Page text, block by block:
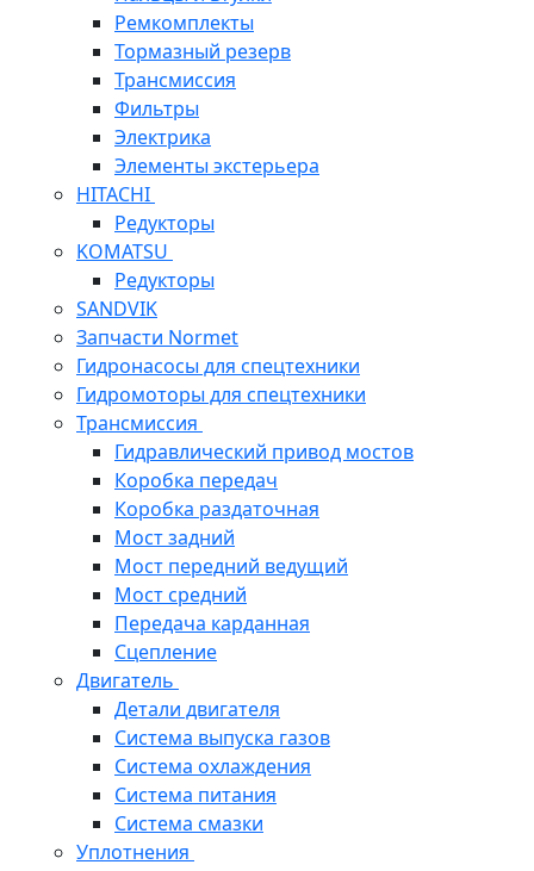
Ремкомплекты
Тормазный резерв
Трансмиссия
Фильтры
Электрика
Элементы экстерьера
HITACHI
Редукторы
KOMATSU
Редукторы
SANDVIK
Запчасти Normet
Гидронасосы для спецтехники
Гидромоторы для спецтехники
Трансмиссия
Гидравлический привод мостов
Коробка передач
Коробка раздаточная
Мост задний
Мост передний ведущий
Мост средний
Передача карданная
Сцепление
Двигатель
Детали двигателя
Система выпуска газов
Система охлаждения
Система питания
Система смазки
Уплотнения